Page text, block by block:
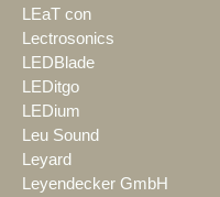
LEaT con
Lectrosonics
LEDBlade
LEDitgo
LEDium
Leu Sound
Leyard
Leyendecker GmbH